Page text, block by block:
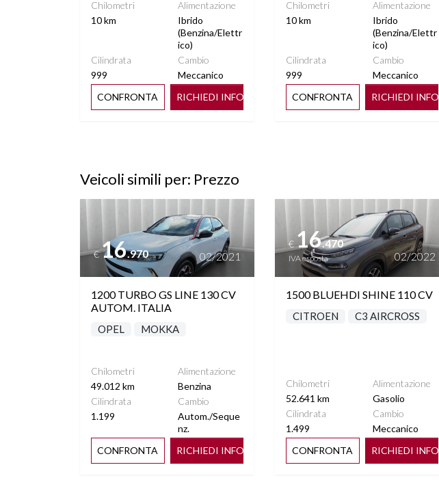
Chilometri
10 km
Alimentazione
Ibrido
(Benzina/Elettr
ico)
Cilindrata
999
Cambio
Meccanico
CONFRONTA
RICHIEDI INFO
Chilometri
10 km
Alimentazione
Ibrido
(Benzina/Elettr
ico)
Cilindrata
999
Cambio
Meccanico
CONFRONTA
RICHIEDI INFO
Veicoli simili per: Prezzo
Vedi dettagli
€16.970 02/2021
1200 TURBO GS LINE 130 CV
AUTOM. ITALIA
OPEL MOKKA
Chilometri
49.012 km
Alimentazione
Benzina
Cilindrata
1.199
Cambio
Autom./Seque
nz.
CONFRONTA
RICHIEDI INFO
Vedi dettagli
€16.470
IVA esposta 02/2022
1500 BLUEHDI SHINE 110 CV
CITROEN C3 AIRCROSS
Chilometri
52.641 km
Alimentazione
Gasolio
Cilindrata
1.499
Cambio
Meccanico
CONFRONTA
RICHIEDI INFO